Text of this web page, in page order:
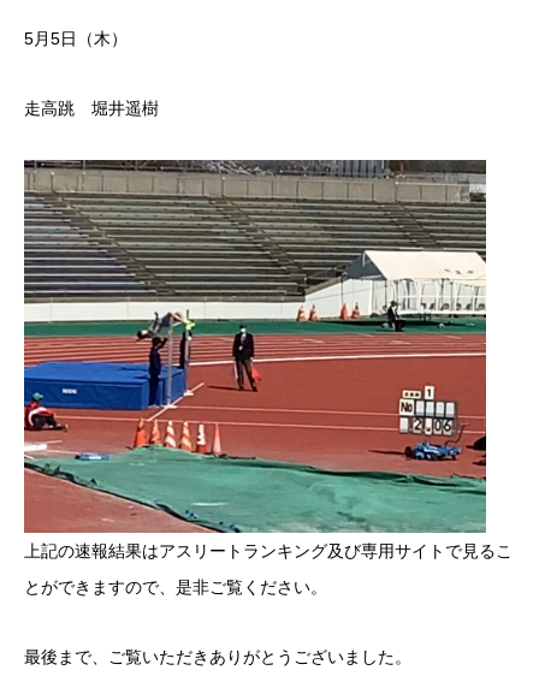
5月5日（木）
走高跳 堀井遥樹
上記の速報結果はアスリートランキング及び専用サイトで見るこ
とができますので、是非ご覧ください。
最後まで、ご覧いただきありがとうございました。